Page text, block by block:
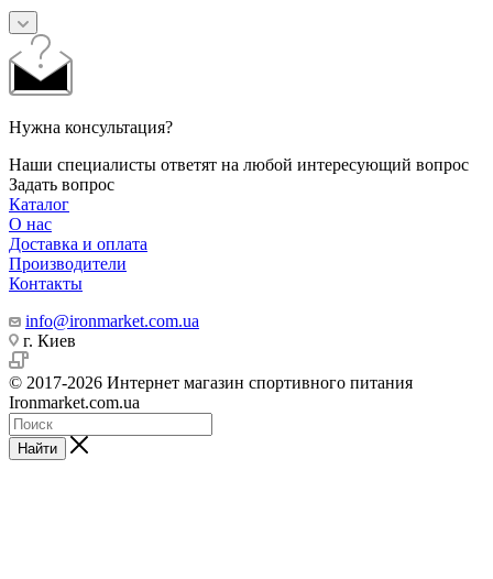
Нужна консультация?
Наши специалисты ответят на любой интересующий вопрос
Задать вопрос
Каталог
О нас
Доставка и оплата
Производители
Контакты
info@ironmarket.com.ua
г. Киев
© 2017-2026 Интернет магазин спортивного питания
Ironmarket.com.ua
Найти